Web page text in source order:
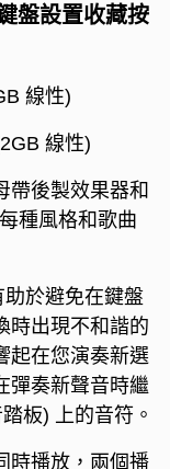
盤設置收藏按
線性)
線性)
帶後製效果器和
種風格和歌曲
於避免在鍵盤
時出現不和諧的
起在您演奏新選
彈奏新聲音時繼
板) 上的音符。
時播放，兩個播